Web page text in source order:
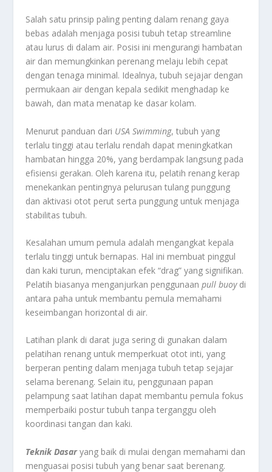
Salah satu prinsip paling penting dalam renang gaya
bebas adalah menjaga posisi tubuh tetap streamline
atau lurus di dalam air. Posisi ini mengurangi hambatan
air dan memungkinkan perenang melaju lebih cepat
dengan tenaga minimal. Idealnya, tubuh sejajar dengan
permukaan air dengan kepala sedikit menghadap ke
bawah, dan mata menatap ke dasar kolam.
Menurut panduan dari USA Swimming, tubuh yang
terlalu tinggi atau terlalu rendah dapat meningkatkan
hambatan hingga 20%, yang berdampak langsung pada
efisiensi gerakan. Oleh karena itu, pelatih renang kerap
menekankan pentingnya pelurusan tulang punggung
dan aktivasi otot perut serta punggung untuk menjaga
stabilitas tubuh.
Kesalahan umum pemula adalah mengangkat kepala
terlalu tinggi untuk bernapas. Hal ini membuat pinggul
dan kaki turun, menciptakan efek “drag” yang signifikan.
Pelatih biasanya menganjurkan penggunaanpull buoydi
antara paha untuk membantu pemula memahami
keseimbangan horizontal di air.
Latihan plank di darat juga sering di gunakan dalam
pelatihan renang untuk memperkuat otot inti, yang
berperan penting dalam menjaga tubuh tetap sejajar
selama berenang. Selain itu, penggunaan papan
pelampung saat latihan dapat membantu pemula fokus
memperbaiki postur tubuh tanpa terganggu oleh
koordinasi tangan dan kaki.
Teknik Dasar yang baik di mulai dengan memahami dan
menguasai posisi tubuh yang benar saat berenang.